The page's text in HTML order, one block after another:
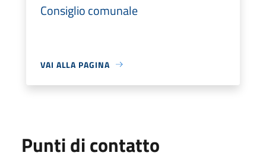
Consiglio comunale
VAI ALLA PAGINA
Punti di contatto